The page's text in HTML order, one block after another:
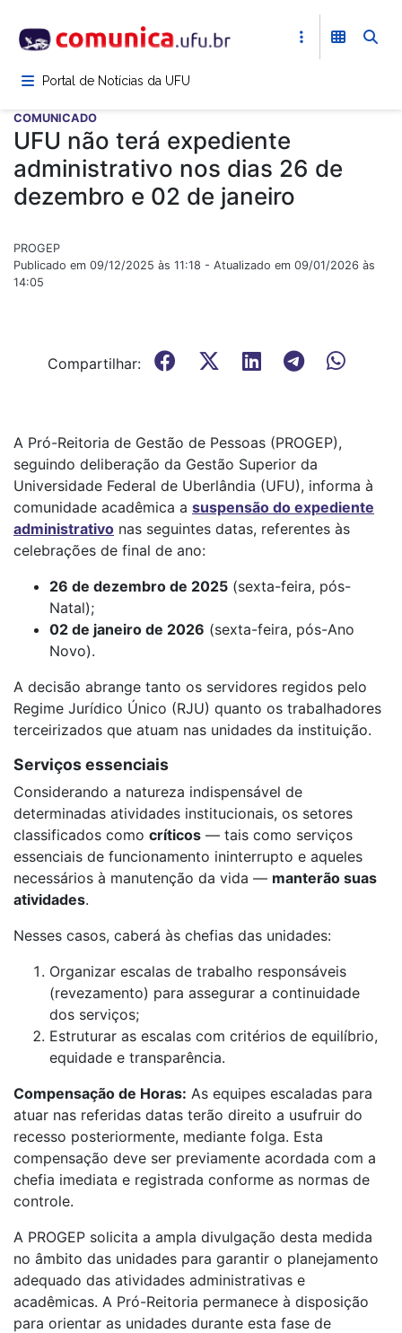
para
conteúdoPortal de Notícias da UFU
COMUNICADO
UFU não terá expediente
administrativo nos dias 26 de
dezembro e 02 de janeiro
PROGEP
Publicado em 09/12/2025 às 11:18 - Atualizado em 09/01/2026 às
14:05
Compartilhar:
A Pró-Reitoria de Gestão de Pessoas (PROGEP),
seguindo deliberação da Gestão Superior da
Universidade Federal de Uberlândia (UFU), informa à
comunidade acadêmica a suspensão do expediente
administrativo nas seguintes datas, referentes às
celebrações de final de ano:
26 de dezembro de 2025 (sexta-feira, pós-
Natal);
02 de janeiro de 2026 (sexta-feira, pós-Ano
Novo).
A decisão abrange tanto os servidores regidos pelo
Regime Jurídico Único (RJU) quanto os trabalhadores
terceirizados que atuam nas unidades da instituição.
Serviços essenciais
Considerando a natureza indispensável de
determinadas atividades institucionais, os setores
classificados como críticos — tais como serviços
essenciais de funcionamento ininterrupto e aqueles
necessários à manutenção da vida — manterão suas
atividades.
Nesses casos, caberá às chefias das unidades:
Organizar escalas de trabalho responsáveis
(revezamento) para assegurar a continuidade
dos serviços;
Estruturar as escalas com critérios de equilíbrio,
equidade e transparência.
Compensação de Horas: As equipes escaladas para
atuar nas referidas datas terão direito a usufruir do
recesso posteriormente, mediante folga. Esta
compensação deve ser previamente acordada com a
chefia imediata e registrada conforme as normas de
controle.
A PROGEP solicita a ampla divulgação desta medida
no âmbito das unidades para garantir o planejamento
adequado das atividades administrativas e
acadêmicas. A Pró-Reitoria permanece à disposição
para orientar as unidades durante esta fase de